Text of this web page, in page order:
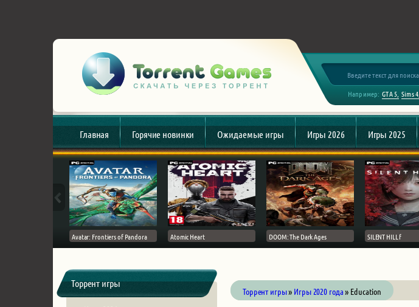
Например: GTA 5 Sims 4
Главная Горячие новинки Ожидаемые игры Игры 2026 Игры 2025
Avatar: Frontiers of Pandora Atomic Heart DOOM: The Dark Ages SILENT HILL f
Торрент игры
Торрент игры» Игры 2020 года» Education